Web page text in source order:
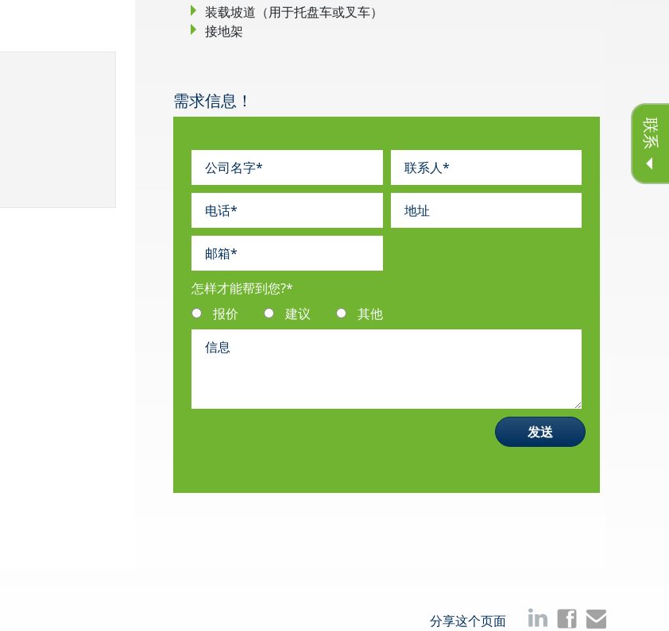
联系
装载坡道（用于托盘车或叉车）
接地架
需求信息！
怎样才能帮到您?*
报价
建议 其他
分享这个页面